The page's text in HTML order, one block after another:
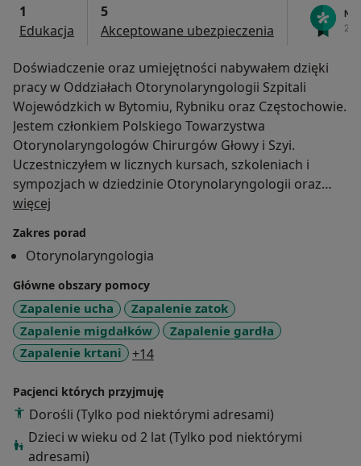
1
Edukacja
5
Akceptowane ubezpieczenia
Doświadczenie oraz umiejętności nabywałem dzięki
pracy w Oddziałach Otorynolaryngologii Szpitali
Wojewódzkich w Bytomiu, Rybniku oraz Częstochowie.
Jestem członkiem Polskiego Towarzystwa
Otorynolaryngologów Chirurgów Głowy i Szyi.
Uczestniczyłem w licznych kursach, szkoleniach i
sympozjach w dziedzinie Otorynolaryngologii oraz
dziedzin pokrewnych stale podnosząc swoje
Moje doświadczenie oparte jest na pracy zarówno
ambulatoryjnej jak i szpitalnej. Na co dzień zajmuję się
kwalifikacją do zabiegów, przeprowadzam operacje z
zakresu chirurgii głowy i szyi oraz zapewniam opiekę
pooperacyjną.
W gabinecie świadczę kompleksową diagnostykę
endoskopową, leczenie schorzeń uszu, nosa, zatok
więcej
Zakres porad
Otorynolaryngologia
Główne obszary pomocy
Zapalenie ucha
Zapalenie zatok
Zapalenie migdałków
Zapalenie gardła
Zapalenie krtani
+14a11y_sr_more_diseases
Pacjenci których przyjmuję
Dorośli (Tylko pod niektórymi adresami)
Dzieci w wieku od 2 lat (Tylko pod niektórymi
adresami)